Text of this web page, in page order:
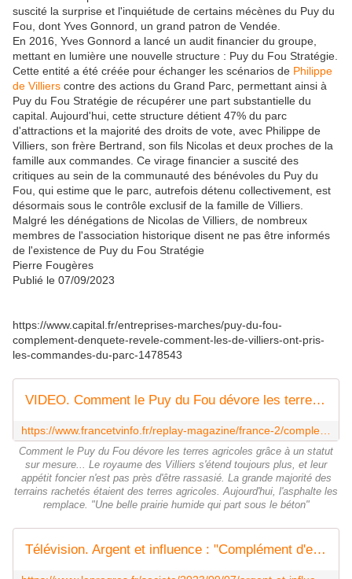
suscité la surprise et l'inquiétude de certains mécènes du Puy du
Fou, dont Yves Gonnord, un grand patron de Vendée.
En 2016, Yves Gonnord a lancé un audit financier du groupe,
mettant en lumière une nouvelle structure : Puy du Fou Stratégie.
Cette entité a été créée pour échanger les scénarios de Philippe
de Villiers contre des actions du Grand Parc, permettant ainsi à
Puy du Fou Stratégie de récupérer une part substantielle du
capital. Aujourd'hui, cette structure détient 47% du parc
d'attractions et la majorité des droits de vote, avec Philippe de
Villiers, son frère Bertrand, son fils Nicolas et deux proches de la
famille aux commandes. Ce virage financier a suscité des
critiques au sein de la communauté des bénévoles du Puy du
Fou, qui estime que le parc, autrefois détenu collectivement, est
désormais sous le contrôle exclusif de la famille de Villiers.
Malgré les dénégations de Nicolas de Villiers, de nombreux
membres de l'association historique disent ne pas être informés
de l'existence de Puy du Fou Stratégie
Pierre Fougères
Publié le 07/09/2023
https://www.capital.fr/entreprises-marches/puy-du-fou-
complement-denquete-revele-comment-les-de-villiers-ont-pris-
les-commandes-du-parc-1478543
VIDEO. Comment le Puy du Fou dévore les terres agricoles grâce à un statut sur mesure
Comment le Puy du Fou dévore les terres agricoles grâce à un statut
sur mesure... Le royaume des Villiers s'étend toujours plus, et leur
appétit foncier n'est pas près d'être rassasié. La grande majorité des
terrains rachetés étaient des terres agricoles. Aujourd'hui, l'asphalte les
remplace. "Une belle prairie humide qui part sous le béton"
Télévision. Argent et influence : "Complément d'enquête" révèle la face cachée du Puy du Fou